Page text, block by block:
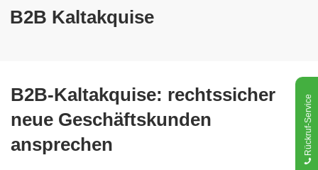
B2B Kaltakquise
B2B-Kaltakquise: rechtssicher
neue Geschäftskunden
ansprechen
Rückruf-Service